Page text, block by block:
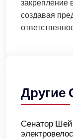
закрепление
создавая
Другие
Сенатор